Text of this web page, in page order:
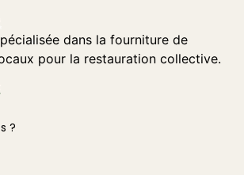
dans la fourniture de
pour la restauration collective.
?